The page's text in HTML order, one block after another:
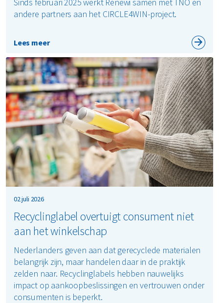
andere partners aan het CIRCLE4WIN-project.
Lees meer
Recyclinglabel overtuigt consument niet
aan het winkelschap
02 juli 2026
Nederlanders geven aan dat gerecyclede materialen
belangrijk zijn, maar handelen daar in de praktijk
zelden naar. Recyclinglabels hebben nauwelijks
impact op aankoopbeslissingen en vertrouwen onder
consumenten is beperkt.